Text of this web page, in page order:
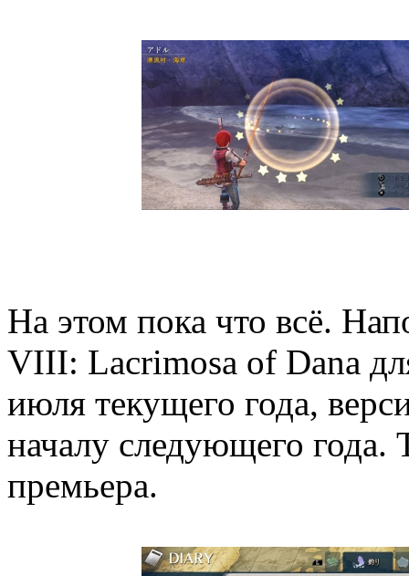
На этом пока что всё.
VIII: Lacrimosa of Dana
июля текущего года,
началу следующего года.
премьера.